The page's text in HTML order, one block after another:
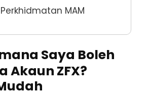
Perkhidmatan MAM
Saya Boleh
Akaun ZFX?